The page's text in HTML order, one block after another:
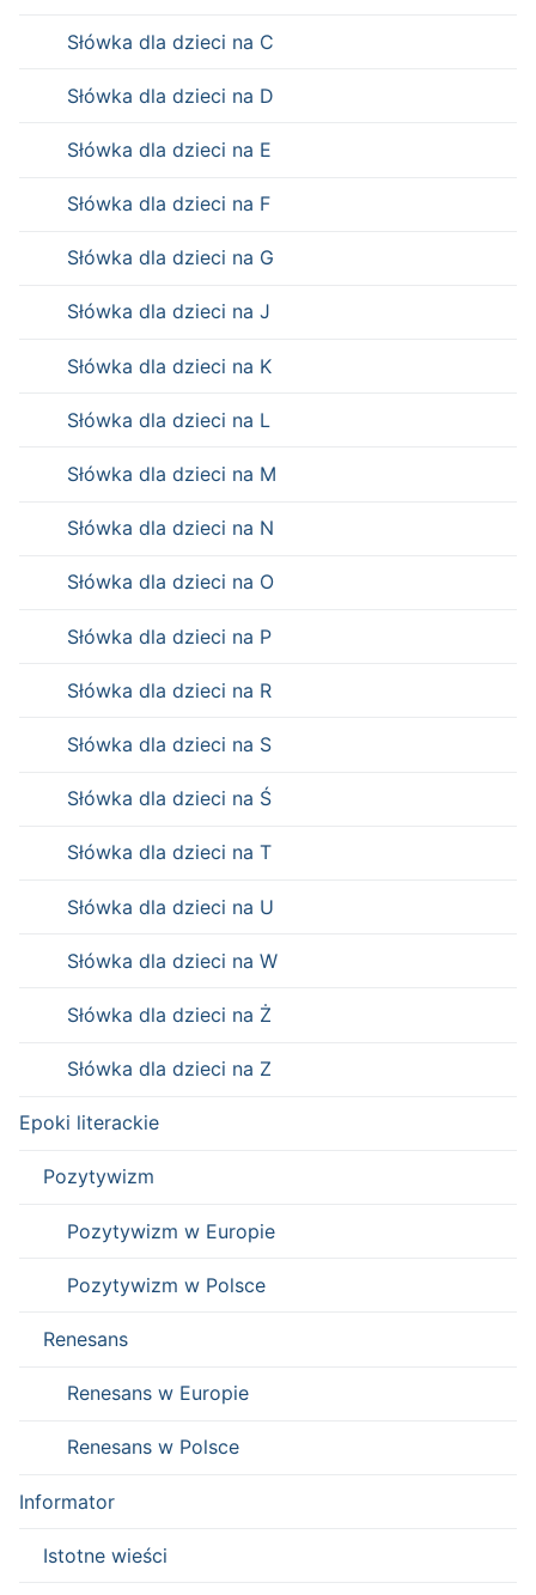
Słówka dla dzieci na C
Słówka dla dzieci na D
Słówka dla dzieci na E
Słówka dla dzieci na F
Słówka dla dzieci na G
Słówka dla dzieci na J
Słówka dla dzieci na K
Słówka dla dzieci na L
Słówka dla dzieci na M
Słówka dla dzieci na N
Słówka dla dzieci na O
Słówka dla dzieci na P
Słówka dla dzieci na R
Słówka dla dzieci na S
Słówka dla dzieci na Ś
Słówka dla dzieci na T
Słówka dla dzieci na U
Słówka dla dzieci na W
Słówka dla dzieci na Ż
Słówka dla dzieci na Z
Epoki literackie
Pozytywizm
Pozytywizm w Europie
Pozytywizm w Polsce
Renesans
Renesans w Europie
Renesans w Polsce
Informator
Istotne wieści